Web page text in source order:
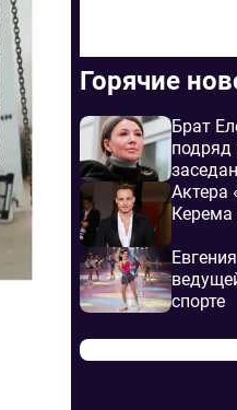
Горячие
Брат
подряд
Актера
Керема
спорте